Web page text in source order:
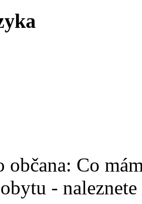
občana: Co
- naleznete